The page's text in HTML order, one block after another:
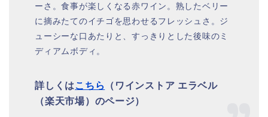
ーさ。食事が楽しくなる赤ワイン。熟したベリー
に摘みたてのイチゴを思わせるフレッシュさ。ジ
ューシーな口あたりと、すっきりとした後味のミ
ディアムボディ。
詳しくは こちら
（ワインストア エラベル
（楽天市場）のページ）